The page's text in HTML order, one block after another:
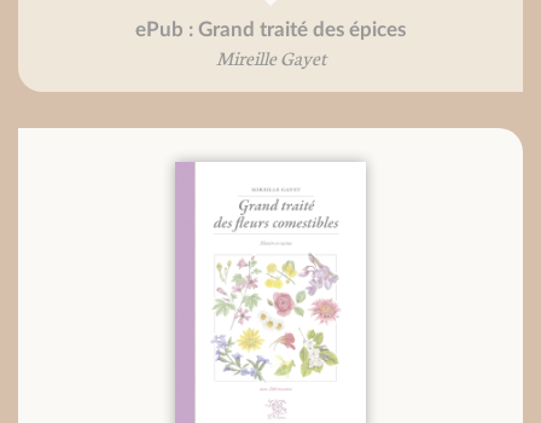
ePub : Grand traité des épices
Mireille Gayet